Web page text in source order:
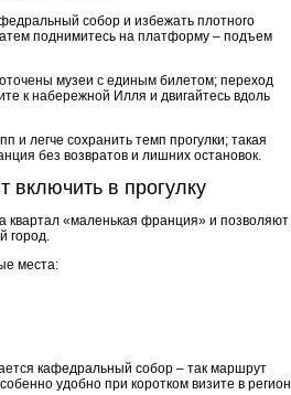
собор и избежать плотного
поднимитесь на платформу – подъем
музеи с единым билетом; переход
к набережной Илля и двигайтесь вдоль
и легче сохранить темп прогулки; такая
без возвратов и лишних остановок.
включить в прогулку
квартал «маленькая франция» и позволяют
город.
места:
кафедральный собор – так маршрут
удобно при коротком визите в регион